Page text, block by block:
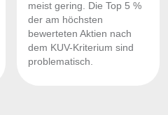
meist gering. Die Top 5 %
der am höchsten
bewerteten Aktien nach
dem KUV-Kriterium sind
problematisch.